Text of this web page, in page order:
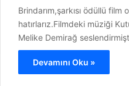
Brindarım,şarkısı ödüllü
hatırlarız.Filmdeki müziği
Melike Demirağ
Devamını Oku »